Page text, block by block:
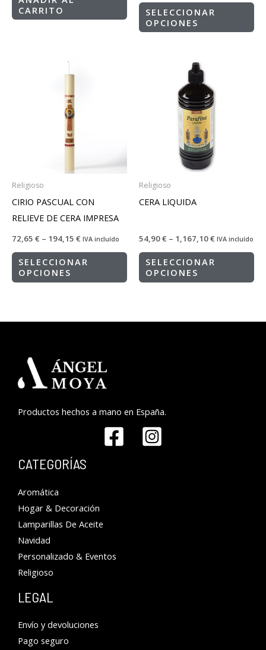
CARRITO
SELECCIONAR
OPCIONES
Religioso
CIRIO PASCUAL CON
RELIEVE DE CERA IMPRESA
72,65 € – 194,15 € IVA incluído
SELECCIONAR
OPCIONES
Religioso
CERA LIQUIDA
54,90€ – 1,167,10€ IVA incluído
SELECCIONAR
OPCIONES
Productos hechos a mano en España.
CATEGORÍAS
Aromática
Hogar & Decoración
Lamparillas De Aceite
Navidad
Personalizado & Eventos
Religioso
LEGAL
Envío y devoluciones
Pago seguro